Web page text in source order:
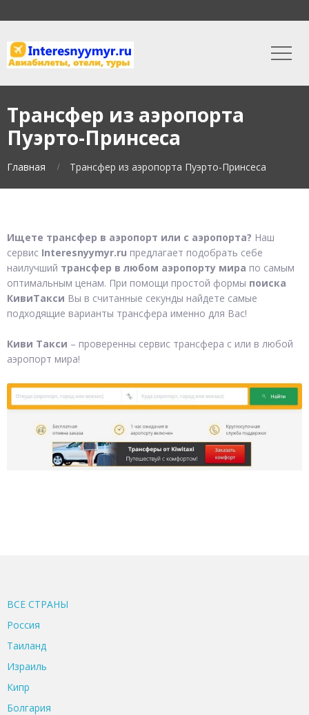
Трансфер из аэропорта
Пуэрто-Принсеса
Главная Трансфер из аэропорта Пуэрто-Принсеса
Ищете трансфер в аэропорт или с аэропорта? Наш
сервис Interesnyymyr.ru предлагает подобрать себе
наилучший трансфер в любом аэропорту мира по самым
оптимальным ценам. При помощи простой формы поиска
КивиТакси Вы в считанные секунды найдете самые
подходящие варианты трансфера именно для Вас!
Киви Такси – проверенны сервис трансфера с или в любой
аэропорт мира!
ВСЕ CТРАНЫ
Россия
Таиланд
Израиль
Кипр
Болгария